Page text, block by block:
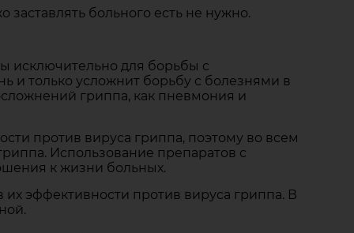
больного есть не нужно.
исключительно для борьбы с
и только усложнит борьбу с болезнями в
гриппа, как пневмония и
против вируса гриппа, поэтому во всем
Использование препаратов с
к жизни больных.
эффективности против вируса гриппа. В